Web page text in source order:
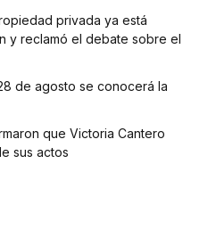
privada ya está
y reclamó el debate sobre el
de agosto se conocerá la
que Victoria Cantero
sus actos